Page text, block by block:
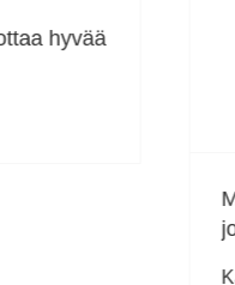
Miksi valita
jossa on
Katso lisää >>